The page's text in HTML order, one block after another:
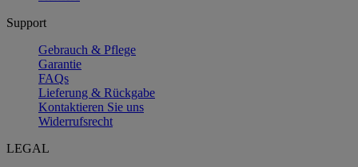
Support
Gebrauch & Pflege
Garantie
FAQs
Lieferung & Rückgabe
Kontaktieren Sie uns
Widerrufsrecht
LEGAL